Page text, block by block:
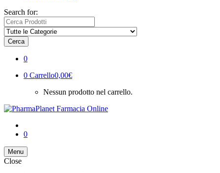
Search for:
Cerca
0
0 Carrello0,00€
Nessun prodotto nel carrello.
0
Menu
Close